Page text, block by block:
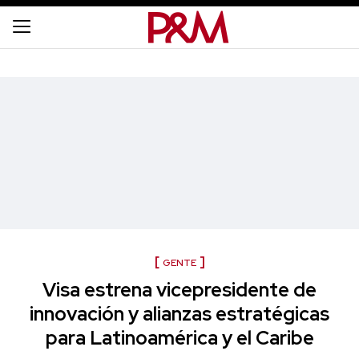
GENTE
Visa estrena vicepresidente de
innovación y alianzas estratégicas
para Latinoamérica y el Caribe